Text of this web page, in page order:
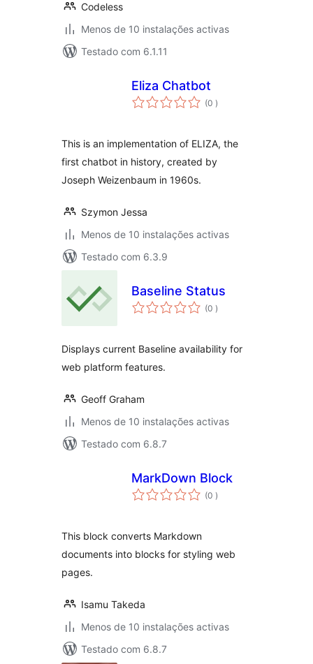
Codeless
Menos de 10 instalações activas
Testado com 6.1.11
Eliza Chatbot
(0 classificações
)
This is an implementation of ELIZA, the
first chatbot in history, created by
Joseph Weizenbaum in 1960s.
Szymon Jessa
Menos de 10 instalações activas
Testado com 6.3.9
Baseline Status
(0 classificações
)
Displays current Baseline availability for
web platform features.
Geoff Graham
Menos de 10 instalações activas
Testado com 6.8.7
MarkDown Block
(0 classificações
)
This block converts Markdown
documents into blocks for styling web
pages.
Isamu Takeda
Menos de 10 instalações activas
Testado com 6.8.7